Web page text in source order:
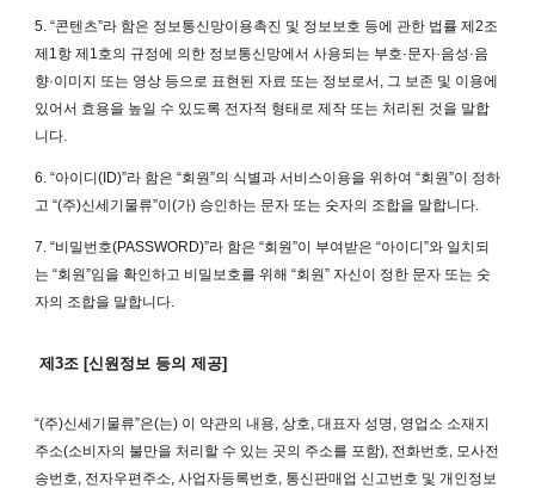
5. “콘텐츠”라 함은 정보통신망이용촉진 및 정보보호 등에 관한 법률 제2조
제1항 제1호의 규정에 의한 정보통신망에서 사용되는 부호·문자·음성·음
향·이미지 또는 영상 등으로 표현된 자료 또는 정보로서, 그 보존 및 이용에
있어서 효용을 높일 수 있도록 전자적 형태로 제작 또는 처리된 것을 말합
니다.
6. “아이디(ID)”라 함은 “회원”의 식별과 서비스이용을 위하여 “회원”이 정하
고 “(주)신세기물류”이(가) 승인하는 문자 또는 숫자의 조합을 말합니다.
7. “비밀번호(PASSWORD)”라 함은 “회원”이 부여받은 “아이디”와 일치되
는 “회원”임을 확인하고 비밀보호를 위해 “회원” 자신이 정한 문자 또는 숫
자의 조합을 말합니다.
제3조 [신원정보 등의 제공]
“(주)신세기물류”은(는) 이 약관의 내용, 상호, 대표자 성명, 영업소 소재지
주소(소비자의 불만을 처리할 수 있는 곳의 주소를 포함), 전화번호, 모사전
송번호, 전자우편주소, 사업자등록번호, 통신판매업 신고번호 및 개인정보